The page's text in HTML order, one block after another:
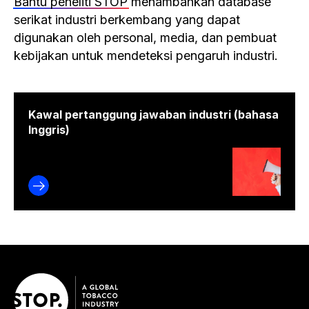
serikat industri berkembang yang dapat
digunakan oleh personal, media, dan pembuat
kebijakan untuk mendeteksi pengaruh industri.
Kawal pertanggung jawaban industri (bahasa
Inggris)